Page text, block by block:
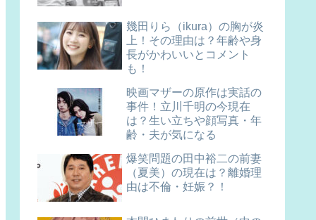
幾田りら（ikura）の胸が炎
上！その理由は？年齢や身
長がかわいいとコメント
も！
映画マザーの原作は実話の
事件！立川千明の今現在
は？生い立ちや顔写真・年
齢・夫が気になる
爆笑問題の田中裕二の前妻
（夏美）の現在は？離婚理
由は不倫・妊娠？！